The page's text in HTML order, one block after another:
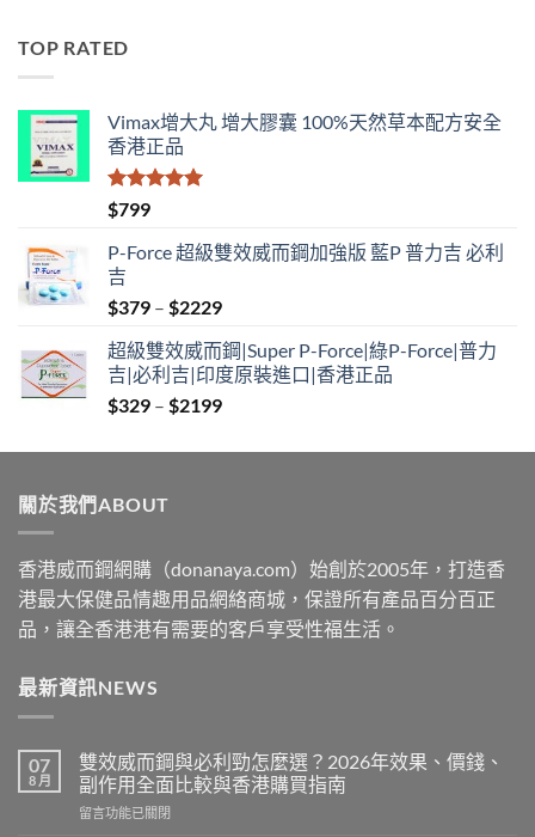
TOP RATED
Vimax增大丸 增大膠囊 100%天然草本配方安全
香港正品
評分
滿分 5
$799
P-Force 超級雙效威而鋼加強版 藍P 普力吉 必利
吉
$379 – $2229Price
$379
through
$2229
超級雙效威而鋼|Super P-Force|綠P-Force|普力
吉|必利吉|印度原裝進口|香港正品
$329 – $2199Price
$329
關於我們ABOUT
香港威而鋼網購（donanaya.com）始創於2005年，打造香
港最大保健品情趣用品網絡商城，保證所有產品百分百正
品，讓全香港港有需要的客戶享受性福生活。
最新資訊NEWS
07
8 月
雙效威而鋼與必利勁怎麼選？2026年效果、價錢、
副作用全面比較與香港購買指南
在
留言功能已關閉